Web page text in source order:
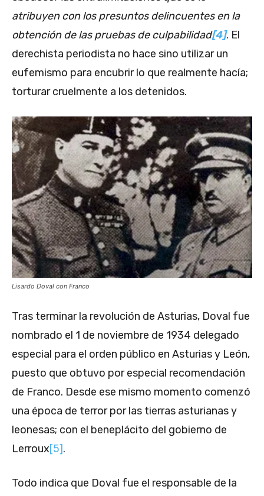
atribuyen con los presuntos delincuentes en la
obtención de las pruebas de culpabilidad[4]. El
derechista periodista no hace sino utilizar un
eufemismo para encubrir lo que realmente hacía;
torturar cruelmente a los detenidos.
Lisardo Doval con Franco
Tras terminar la revolución de Asturias, Doval fue
nombrado el 1 de noviembre de 1934 delegado
especial para el orden público en Asturias y León,
puesto que obtuvo por especial recomendación
de Franco. Desde ese mismo momento comenzó
una época de terror por las tierras asturianas y
leonesas; con el beneplácito del gobierno de
Lerroux[5].
Todo indica que Doval fue el responsable de la